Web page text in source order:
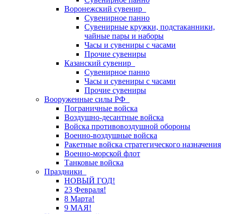
Воронежский сувенир
Сувенирное панно
Сувенирные кружки, подстаканники,
чайные пары и наборы
Часы и сувениры с часами
Прочие сувениры
Казанский сувенир
Сувенирное панно
Часы и сувениры с часами
Прочие сувениры
Вооруженные силы РФ
Пограничные войска
Воздушно-десантные войска
Войска противовоздушной обороны
Военно-воздушные войска
Ракетные войска стратегического назначения
Военно-морской флот
Танковые войска
Праздники
НОВЫЙ ГОД!
23 Февраля!
8 Марта!
9 МАЯ!